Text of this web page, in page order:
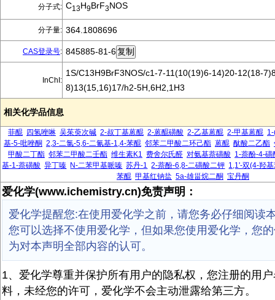
分子式: C13H9BrF3NOS
分子量: 364.1808696
CAS登录号: 845885-81-6
InChI:
1S/C13H9BrF3NOS/c1-7-11(10(19)6-14)20-12(18-
8)13(15,16)17/h2-5H,6H2,1H3
相关化学品信息
菲醌 四氢唑啉 吴茱萸次碱 2-叔丁基蒽醌 2-蒽醌磺酸 2-乙基蒽醌 2-甲基蒽醌
基-5-吡唑酮 2,3-二氯-5,6-二氰基-1,4-苯醌 邻苯二甲酸二环己酯 蒽醌 酞酸二乙酯
甲酸二丁酯 邻苯二甲酸二壬酯 维生素K1 费舍尔氏醛 对氨基萘磺酸 1-萘酚-4-磺
基-1-萘磺酸 异丁嗪 N-二苯甲基哌嗪 苏丹-1 2-萘酚-6,8-二磺酸二钾 1,1'-双(4-羟
苯醌 甲基红钠盐 5a-雄甾烷二酮 宝丹酮
爱化学(www.ichemistry.cn)免责声明：
爱化学提醒您:在使用爱化学之前，请您务必仔细阅读
您可以选择不使用爱化学，但如果您使用爱化学，您
为对本声明全部内容的认可。
1、爱化学尊重并保护所有用户的隐私权，您注册的用
料，未经您的许可，爱化学不会主动泄露给第三方。